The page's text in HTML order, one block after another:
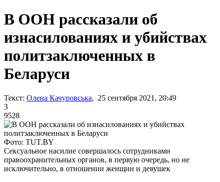
В ООН рассказали об
изнасилованиях и убийствах
политзаключенных в
Беларуси
Текст: Олена Качуровська, 25 сентября 2021, 20:49
3
9528
Фото: TUT.BY
Сексуальное насилие совершалось сотрудниками
правоохранительных органов, в первую очередь, но не
исключительно, в отношении женщин и девушек